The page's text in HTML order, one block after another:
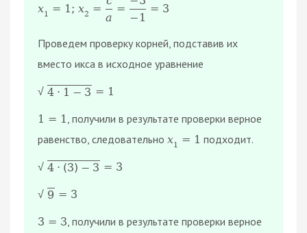
х1 = 1 ; х2 =
а
=
− 1
= 3
Проведем проверку корней, подставив их
вместо икса в исходное уравнение
√ 4 · 1 − 3 = 1
1 = 1 , получили в результате проверки верное
равенство, следовательно х1 = 1 подходит.
√ 4 · (3) − 3 = 3
√ 9 = 3
3 = 3 , получили в результате проверки верное